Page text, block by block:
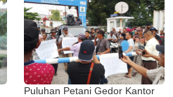
Puluhan Petani Gedor Kantor